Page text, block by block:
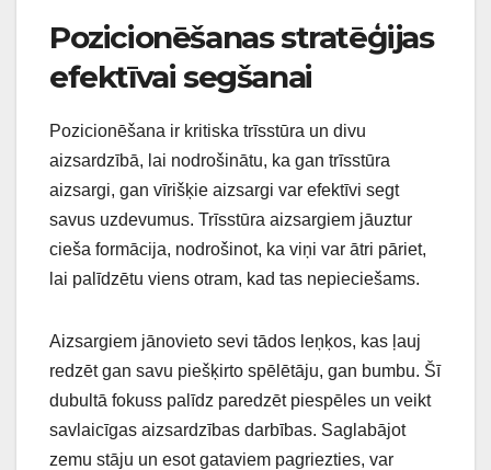
Pozicionēšanas stratēģijas
efektīvai segšanai
Pozicionēšana ir kritiska trīsstūra un divu
aizsardzībā, lai nodrošinātu, ka gan trīsstūra
aizsargi, gan vīrišķie aizsargi var efektīvi segt
savus uzdevumus. Trīsstūra aizsargiem jāuztur
cieša formācija, nodrošinot, ka viņi var ātri pāriet,
lai palīdzētu viens otram, kad tas nepieciešams.
Aizsargiem jānovieto sevi tādos leņķos, kas ļauj
redzēt gan savu piešķirto spēlētāju, gan bumbu. Šī
dubultā fokuss palīdz paredzēt piespēles un veikt
savlaicīgas aizsardzības darbības. Saglabājot
zemu stāju un esot gataviem pagriezties, var